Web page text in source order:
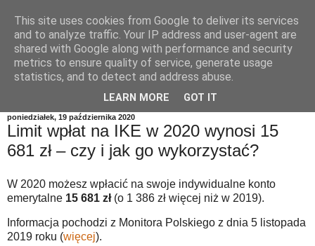
poniedziałek, 19 października 2020
Limit wpłat na IKE w 2020 wynosi 15
681 zł – czy i jak go wykorzystać?
W 2020 możesz wpłacić na swoje indywidualne konto
emerytalne 15 681 zł(o 1 386 zł więcej niż w 2019).
Informacja pochodzi z Monitora Polskiego z dnia 5 listopada
2019 roku (więcej).
This site uses cookies from Google to deliver its services
and to analyze traffic. Your IP address and user-agent are
shared with Google along with performance and security
metrics to ensure quality of service, generate usage
statistics, and to detect and address abuse.
LEARN MORE GOT IT